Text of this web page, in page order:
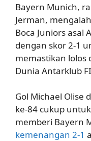
Bayern Munich,
Jerman,
Boca Juniors asal
dengan skor 2-1
memastikan lolos
Dunia Antarklub
Gol Michael Olise
ke-84 cukup untuk
memberi Bayern
kemenangan 2-1